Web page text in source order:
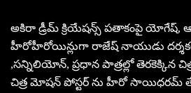
అకిరా డ్రీమ్ క్రియేషన్స్ పతాకంపై యోగేష్,
హీరోహీరోయిన్లుగా రాజేష్ నాయుడు
,సన్నిలియోన్, ప్రధాన పాత్రల్లో తెరకెక్కిన
చిత్ర మోషన్ పోస్టర్ ను హీరో సాయిధరమ్